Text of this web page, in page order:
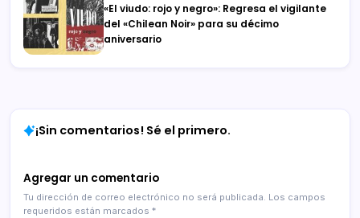
«El viudo: rojo y negro»: Regresa el vigilante
del «Chilean Noir» para su décimo
aniversario
¡Sin comentarios! Sé el primero.
Agregar un comentario
Tu dirección de correo electrónico no será publicada. Los campos
requeridos están marcados *